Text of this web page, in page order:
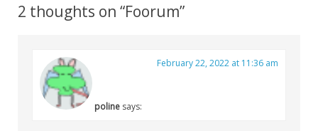
2 thoughts on “Foorum”
poline says:
February 22, 2022 at 11:36 am